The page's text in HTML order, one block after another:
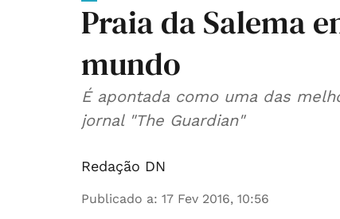
Praia da Salema
mundo
É apontada como uma das
jornal "The Guardian"
Redação DN
Publicado a: 17 Fev 2016, 10:56